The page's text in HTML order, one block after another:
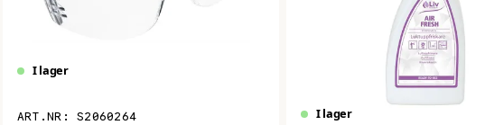
I lager
S2060264 I lager